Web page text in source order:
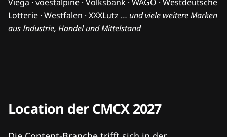
Viega · voestalpine · Volksbank · WAGO · Westdeutsche
Lotterie · Westfalen · XXXLutz … und viele weitere Marken
aus Industrie, Handel und Mittelstand
Location der CMCX 2027